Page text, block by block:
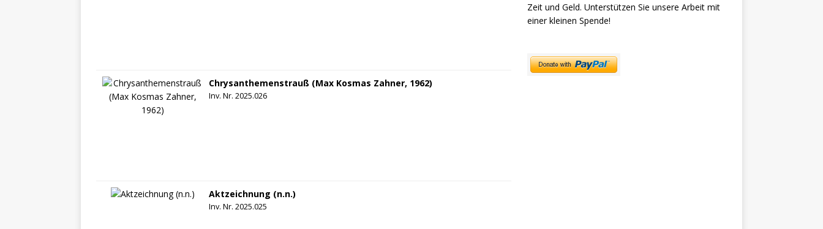
Chrysanthemenstrauß (Max Kosmas Zahner, 1962)
Inv. Nr. 2025.026
Aktzeichnung (n.n.)
Inv. Nr. 2025.025
Zeit und Geld. Unterstützen Sie unsere Arbeit mit
einer kleinen Spende!